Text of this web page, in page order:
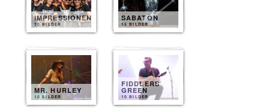
IMPRESSIONEN
30 BILDER
SABATON
15 BILDER
MR. HURLEY
10 BILDER
FIDDLERS
GREEN
10 BILDER